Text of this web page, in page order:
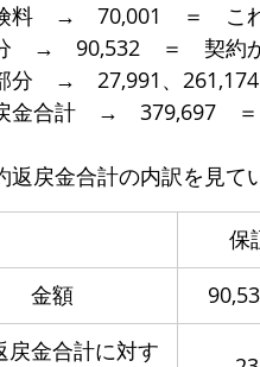
料　→　70,001　＝　こ
　→　90,532　＝　契約
分　→　27,991、
金合計　→　379,697　
返戻金合計の内訳を見て
保
金額
戻金合計に対す